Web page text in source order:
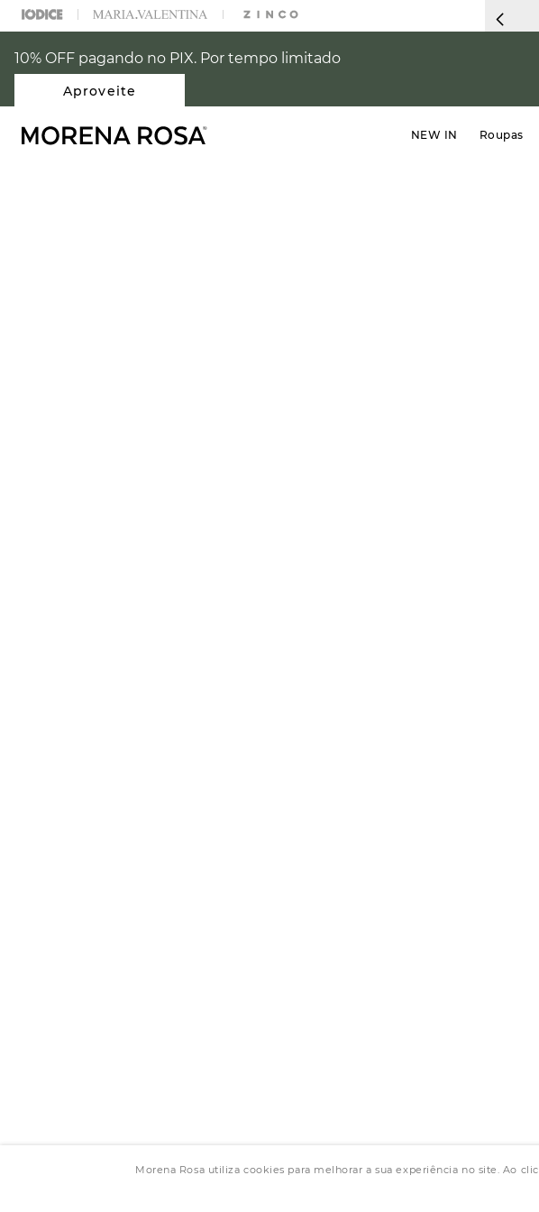
Morena Rosa utiliza cookies para melhorar a sua experiência no site. Ao
OFF NA SUA 1° COMPRA USANDO O CUPOM: PRIMEIRAMR
10% OFF pagando no PIX. Por tempo limitado
Aproveite
NEW IN Roupas